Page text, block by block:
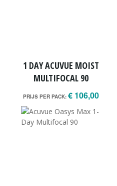
1 DAY ACUVUE MOIST
MULTIFOCAL 90
PRIJS PER PACK: € 106,00